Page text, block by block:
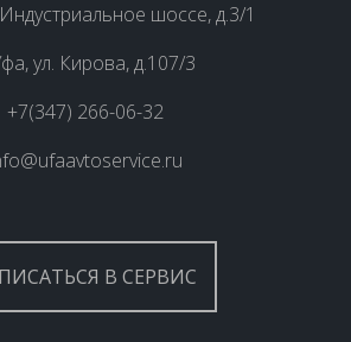
шоссе, д.3/1
ул. Кирова, д.107/3
+7(347) 266-06-32
В СЕРВИС